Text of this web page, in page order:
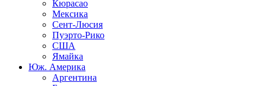
Кюрасао
Мексика
Сент-Люсия
Пуэрто-Рико
США
Ямайка
Юж. Америка
Аргентина